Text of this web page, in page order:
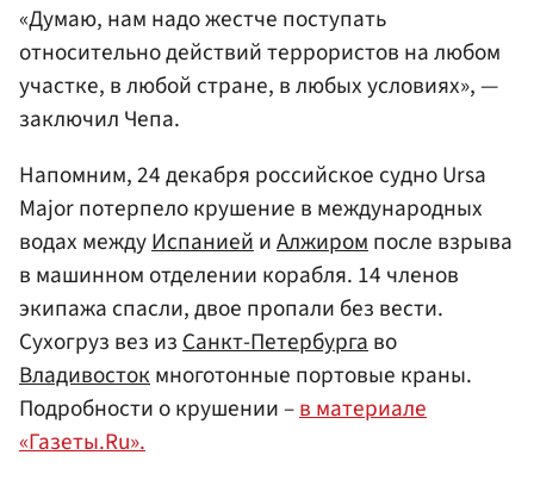
«Думаю, нам надо жестче поступать
относительно действий террористов на любом
участке, в любой стране, в любых условиях», —
заключил Чепа.
Напомним, 24 декабря российское судно Ursa
Major потерпело крушение в международных
водах междуИспаниейиАлжиромпосле взрыва
в машинном отделении корабля. 14 членов
экипажа спасли, двое пропали без вести.
Сухогруз вез изСанкт-Петербургаво
Владивостокмноготонные портовые краны.
Подробности о крушении –в материале
«Газеты.Ru».